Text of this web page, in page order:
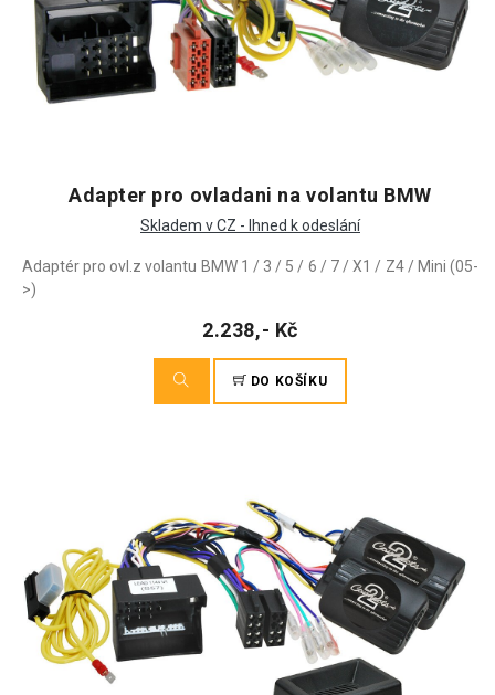
Adapter pro ovladani na volantu BMW
Skladem v CZ - Ihned k odeslání
Adaptér pro ovl.z volantu BMW 1 / 3 / 5 / 6 / 7 / X1 / Z4 / Mini (05-
>)
2.238,- Kč
DO KOŠÍKU